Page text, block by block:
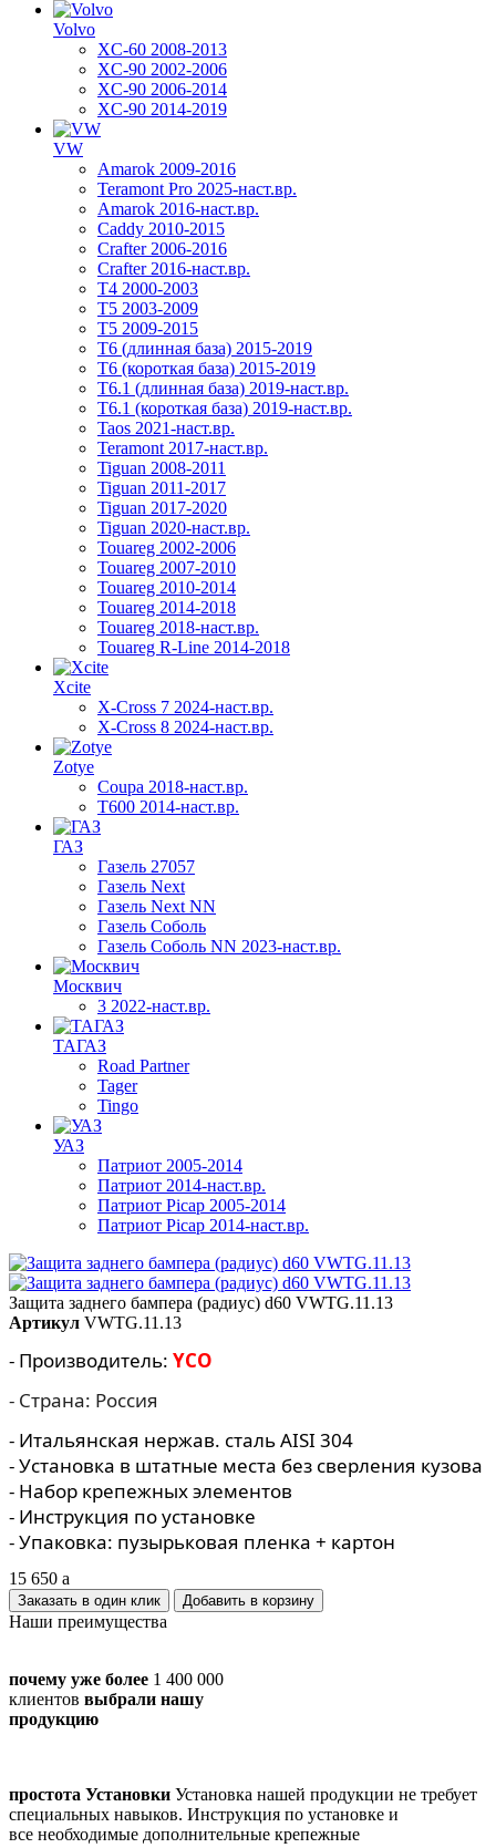
Volvo
XC-60 2008-2013
XC-90 2002-2006
XC-90 2006-2014
XC-90 2014-2019
VW
Amarok 2009-2016
Teramont Pro 2025-наст.вр.
Amarok 2016-наст.вр.
Caddy 2010-2015
Crafter 2006-2016
Crafter 2016-наст.вр.
T4 2000-2003
T5 2003-2009
T5 2009-2015
T6 (длинная база) 2015-2019
Т6 (короткая база) 2015-2019
T6.1 (длинная база) 2019-наст.вр.
T6.1 (короткая база) 2019-наст.вр.
Taos 2021-наст.вр.
Teramont 2017-наст.вр.
Tiguan 2008-2011
Tiguan 2011-2017
Tiguan 2017-2020
Tiguan 2020-наст.вр.
Touareg 2002-2006
Touareg 2007-2010
Touareg 2010-2014
Touareg 2014-2018
Touareg 2018-наст.вр.
Touareg R-Line 2014-2018
Xcite
X-Cross 7 2024-наст.вр.
X-Cross 8 2024-наст.вр.
Zotye
Coupa 2018-наст.вр.
T600 2014-наст.вр.
ГАЗ
Газель 27057
Газель Next
Газель Next NN
Газель Соболь
Газель Соболь NN 2023-наст.вр.
Москвич
3 2022-наст.вр.
ТАГАЗ
Road Partner
Tager
Tingo
УАЗ
Патриот 2005-2014
Патриот 2014-наст.вр.
Патриот Picap 2005-2014
Патриот Picap 2014-наст.вр.
Защита заднего бампера (радиус) d60 VWTG.11.13
Артикул VWTG.11.13
- Производитель: YCO
- Страна: Россия
- Итальянская нержав. сталь AISI 304
- Установка в штатные места без сверления кузова
- Набор крепежных элементов
- Инструкция по установке
- Упаковка: пузырьковая пленка + картон
15 650 a
Заказать в один клик
Наши преимущества
почему уже более 1 400 000
клиентов выбрали нашу
продукцию
простота Установки Установка нашей продукции не требует
специальных навыков. Инструкция по установке и
все необходимые дополнительные крепежные